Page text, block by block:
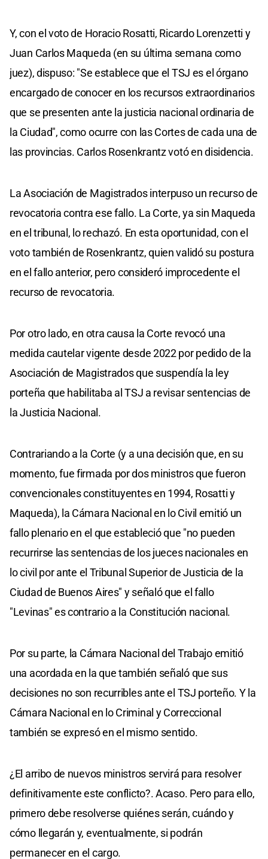
Y, con el voto de Horacio Rosatti, Ricardo Lorenzetti y
Juan Carlos Maqueda (en su última semana como
juez), dispuso: "Se establece que el TSJ es el órgano
encargado de conocer en los recursos extraordinarios
que se presenten ante la justicia nacional ordinaria de
la Ciudad", como ocurre con las Cortes de cada una de
las provincias. Carlos Rosenkrantz votó en disidencia.
La Asociación de Magistrados interpuso un recurso de
revocatoria contra ese fallo. La Corte, ya sin Maqueda
en el tribunal, lo rechazó. En esta oportunidad, con el
voto también de Rosenkrantz, quien validó su postura
en el fallo anterior, pero consideró improcedente el
recurso de revocatoria.
Por otro lado, en otra causa la Corte revocó una
medida cautelar vigente desde 2022 por pedido de la
Asociación de Magistrados que suspendía la ley
porteña que habilitaba al TSJ a revisar sentencias de
la Justicia Nacional.
Contrariando a la Corte (y a una decisión que, en su
momento, fue firmada por dos ministros que fueron
convencionales constituyentes en 1994, Rosatti y
Maqueda), la Cámara Nacional en lo Civil emitió un
fallo plenario en el que estableció que "no pueden
recurrirse las sentencias de los jueces nacionales en
lo civil por ante el Tribunal Superior de Justicia de la
Ciudad de Buenos Aires" y señaló que el fallo
"Levinas" es contrario a la Constitución nacional.
Por su parte, la Cámara Nacional del Trabajo emitió
una acordada en la que también señaló que sus
decisiones no son recurribles ante el TSJ porteño. Y la
Cámara Nacional en lo Criminal y Correccional
también se expresó en el mismo sentido.
¿El arribo de nuevos ministros servirá para resolver
definitivamente este conflicto?. Acaso. Pero para ello,
primero debe resolverse quiénes serán, cuándo y
cómo llegarán y, eventualmente, si podrán
permanecer en el cargo.